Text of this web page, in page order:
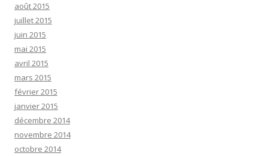
août 2015
juillet 2015
juin 2015
mai 2015
avril 2015
mars 2015
février 2015
janvier 2015
décembre 2014
novembre 2014
octobre 2014